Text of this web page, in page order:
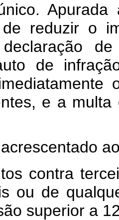
reduzir o
de
e a
acrescentado
contra
ou de
superior a